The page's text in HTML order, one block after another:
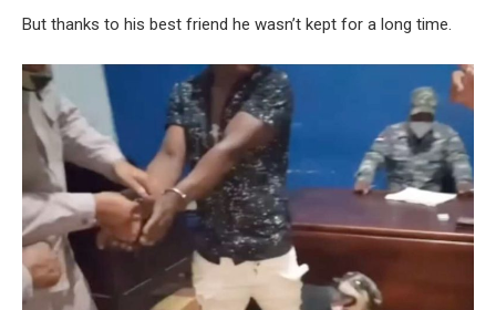
But thanks to his best friend he wasn’t kept for a long time.